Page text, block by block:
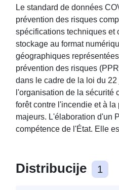
Le standard de données
prévention des risques
spécifications techniques et
stockage au format
géographiques
prévention des risques
dans le cadre de la loi du
l'organisation de la sécurité
forêt contre l'incendie et à
majeurs. L'élaboration d'un
compétence de l'État. Elle
Distribucije 1